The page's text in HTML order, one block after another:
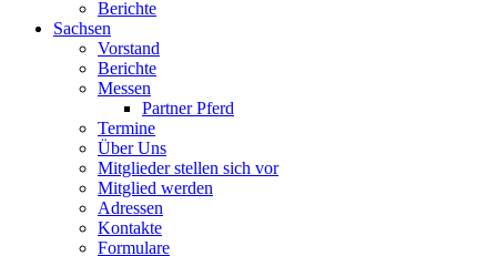
Berichte
Sachsen
Vorstand
Berichte
Messen
Partner Pferd
Termine
Über Uns
Mitglieder stellen sich vor
Mitglied werden
Adressen
Kontakte
Formulare